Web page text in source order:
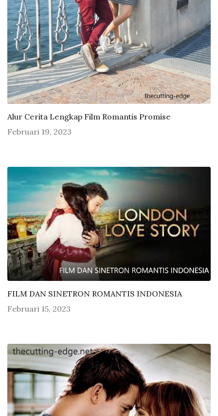
Alur Cerita Lengkap Film Romantis Promise
Februari 19, 2023
FILM DAN SINETRON ROMANTIS INDONESIA
Februari 15, 2023